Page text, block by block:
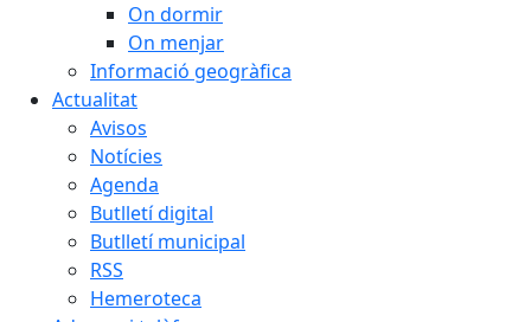
On dormir
On menjar
Informació geogràfica
Actualitat
Avisos
Notícies
Agenda
Butlletí digital
Butlletí municipal
RSS
Hemeroteca